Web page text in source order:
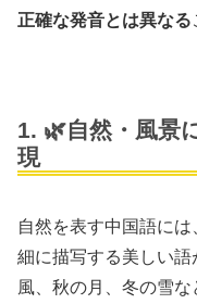
正確な発音とは異なる
1. 🌿自然・風景
現
自然を表す中国語に
細に描写する美しい
風、秋の月、冬の雪